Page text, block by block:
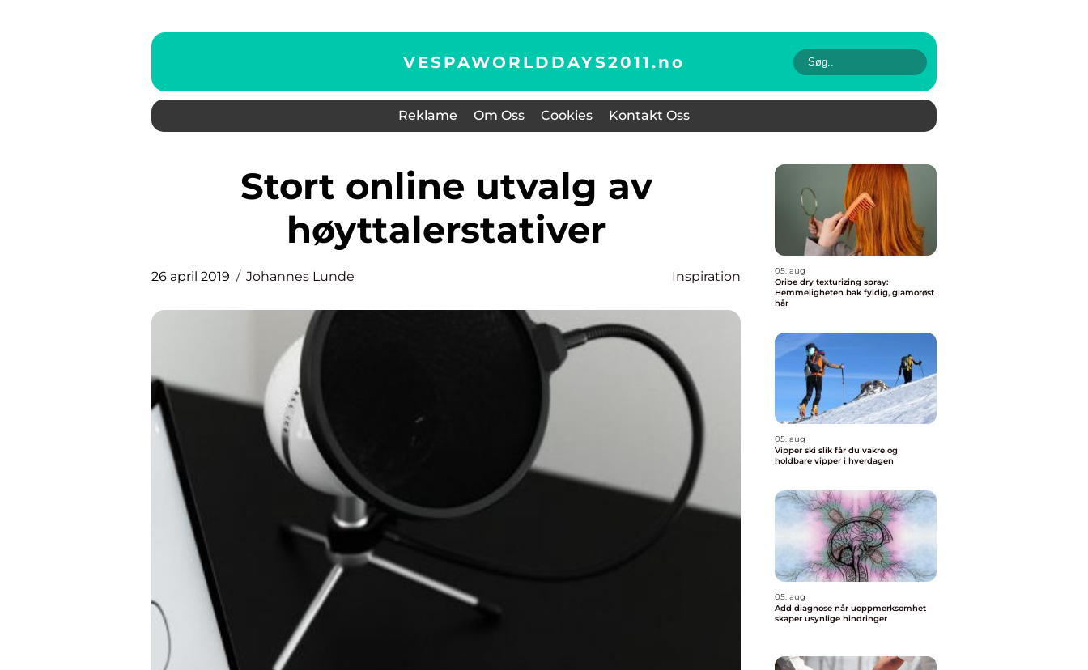
VESPAWORLDDAYS2011.no
Reklame Om Oss Cookies Kontakt Oss
Stort online utvalg av
høyttalerstativer
26 april 2019 Johannes Lunde Inspiration
05. aug
Oribe dry texturizing spray:
Hemmeligheten bak fyldig, glamorøst
hår
05. aug
Vipper ski slik får du vakre og
holdbare vipper i hverdagen
05. aug
Add diagnose når uoppmerksomhet
skaper usynlige hindringer